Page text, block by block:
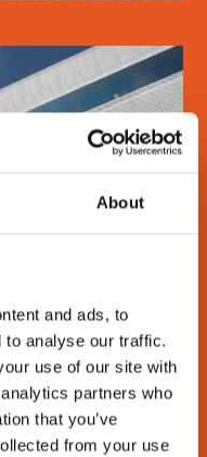
About
and ads, to
to analyse our traffic.
use of our site with
partners who
that you’ve
from your use